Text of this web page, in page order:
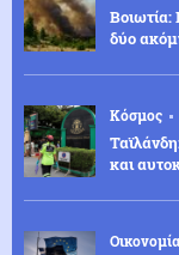
Βοιωτία:
δύο
Κόσμος
και
Οικονομία